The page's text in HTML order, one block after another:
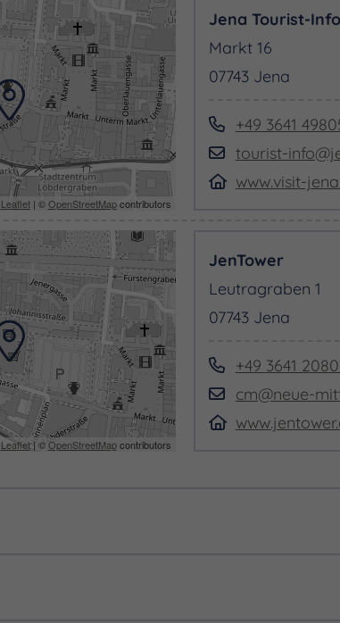
Leaflet| ©OpenStreetMapcontributors
Jena Tourist-
Markt 16
07743 Jena
+49 3641
tourist-
www.visit-
Leaflet| ©OpenStreetMapcontributors
JenTower
Leutragraben 1
07743 Jena
+49 3641
cm@neue-